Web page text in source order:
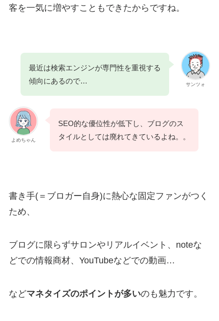
客を一気に増やすこともできたからですね。
サンツォ
最近は検索エンジンが専門性を重視する
傾向にあるので…
よめちゃん
SEO的な優位性が低下し、ブログのス
タイルとしては廃れてきているよね。。
書き手(＝ブロガー自身)に熱心な固定ファンがつく
ため、
ブログに限らずサロンやリアルイベント、noteな
どでの情報商材、YouTubeなどでの動画…
などマネタイズのポイントが多いのも魅力です。